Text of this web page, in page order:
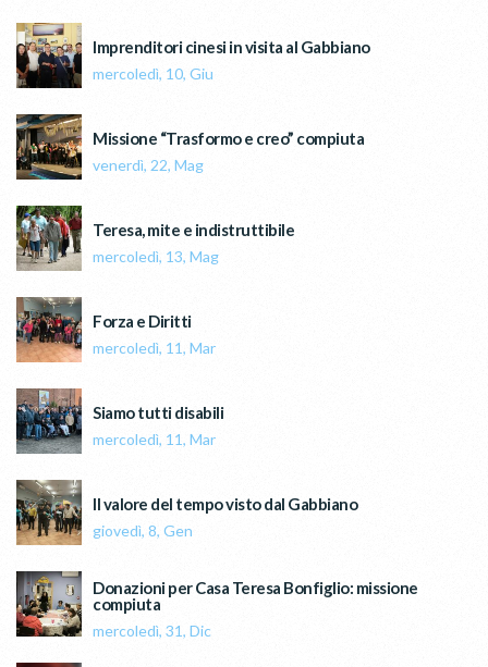
Imprenditori cinesi in visita al Gabbiano
mercoledì, 10, Giu
Missione “Trasformo e creo” compiuta
venerdì, 22, Mag
Teresa, mite e indistruttibile
mercoledì, 13, Mag
Forza e Diritti
mercoledì, 11, Mar
Siamo tutti disabili
mercoledì, 11, Mar
Il valore del tempo visto dal Gabbiano
giovedì, 8, Gen
Donazioni per Casa Teresa Bonfiglio: missione
compiuta
mercoledì, 31, Dic